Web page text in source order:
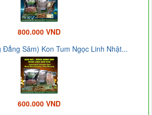
800.000 VND
Đẳng Sâm) Kon Tum Ngọc Linh Nhật...
600.000 VND